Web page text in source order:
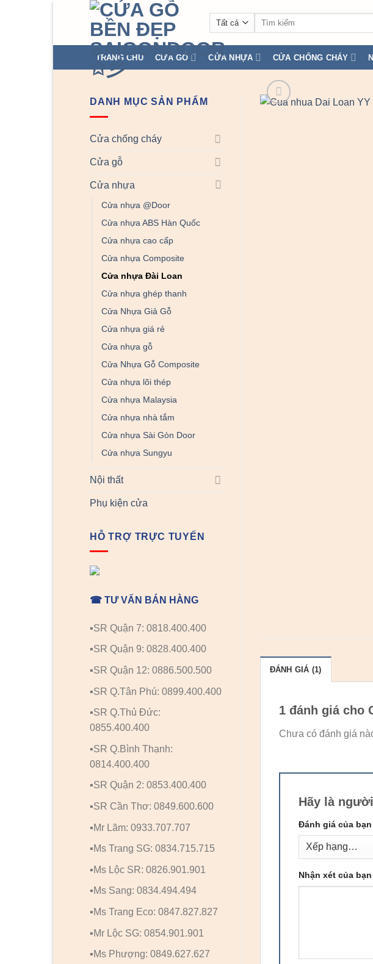
Tìm
TRANG CHỦ CỬA GỖ CỬA NHỰA CỬA CHỐNG CHÁY
DANH MỤC SẢN PHẨM
Cửa chống cháy
Cửa gỗ
Cửa nhựa
Cửa nhựa @Door
Cửa nhựa ABS Hàn Quốc
Cửa nhựa cao cấp
Cửa nhựa Composite
Cửa nhựa Đài Loan
Cửa nhựa ghép thanh
Cửa Nhựa Giả Gỗ
Cửa nhựa giá rẻ
Cửa nhựa gỗ
Cửa Nhựa Gỗ Composite
Cửa nhựa lõi thép
Cửa nhựa Malaysia
Cửa nhựa nhà tắm
Cửa nhựa Sài Gòn Door
Cửa nhựa Sungyu
Nội thất
Phụ kiện cửa
HỖ TRỢ TRỰC TUYẾN
☎ TƯ VẤN BÁN HÀNG
▪️SR Quận 7: 0818.400.400
▪️SR Quận 9: 0828.400.400
▪️SR Quận 12: 0886.500.500
▪️SR Q.Tân Phú: 0899.400.400
▪️SR Q.Thủ Đức:
0855.400.400
▪️SR Q.Bình Thạnh:
0814.400.400
▪️SR Quận 2: 0853.400.400
▪️SR Cần Thơ: 0849.600.600
▪️Mr Lãm: 0933.707.707
▪️Ms Trang SG: 0834.715.715
▪️Ms Lộc SR: 0826.901.901
▪️Ms Sang: 0834.494.494
▪️Ms Trang Eco: 0847.827.827
▪️Mr Lộc SG: 0854.901.901
▪️Ms Phượng: 0849.627.627
ĐÁNH GIÁ (1)
1 đánh giá cho
Chưa có đánh giá
Hãy là
Đánh giá của bạn
Nhận xét của bạn